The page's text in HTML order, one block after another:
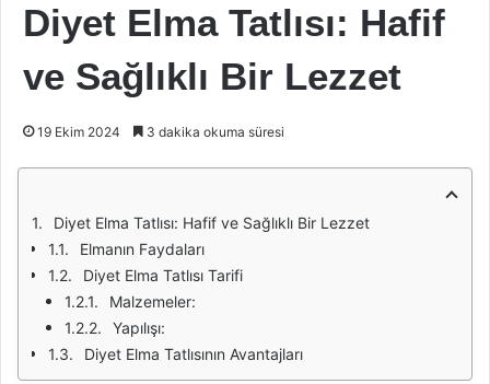
Diyet Elma Tatlısı: Hafif
ve Sağlıklı Bir Lezzet
19 Ekim 2024 3 dakika okuma süresi
Diyet Elma Tatlısı: Hafif ve Sağlıklı Bir Lezzet
Elmanın Faydaları
Diyet Elma Tatlısı Tarifi
Malzemeler:
Yapılışı:
Diyet Elma Tatlısının Avantajları